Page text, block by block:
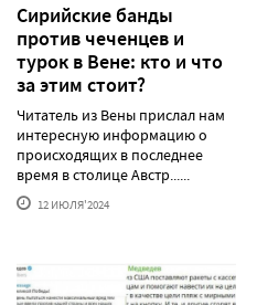
Сирийские банды
против чеченцев и
турок в Вене: кто и что
за этим стоит?
Читатель из Вены прислал нам
интересную информацию о
происходящих в последнее
время в столице Австр......
12 ИЮЛЯ'2024